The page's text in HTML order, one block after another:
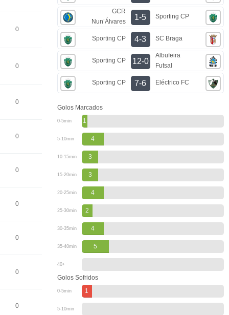
0
0
0
0
0
0
0
0
0
GCR
Nun’Álvares
1-5 Sporting CP
Sporting CP 4-3 SC Braga
Sporting CP 12-0
Albufeira
Futsal
Sporting CP 7-6 Eléctrico FC
Golos Marcados
0-5min 1
5-10min 4
10-15min 3
15-20min 3
20-25min 4
25-30min 2
30-35min 4
35-40min 5
40+
Golos Sofridos
0-5min 1
5-10min